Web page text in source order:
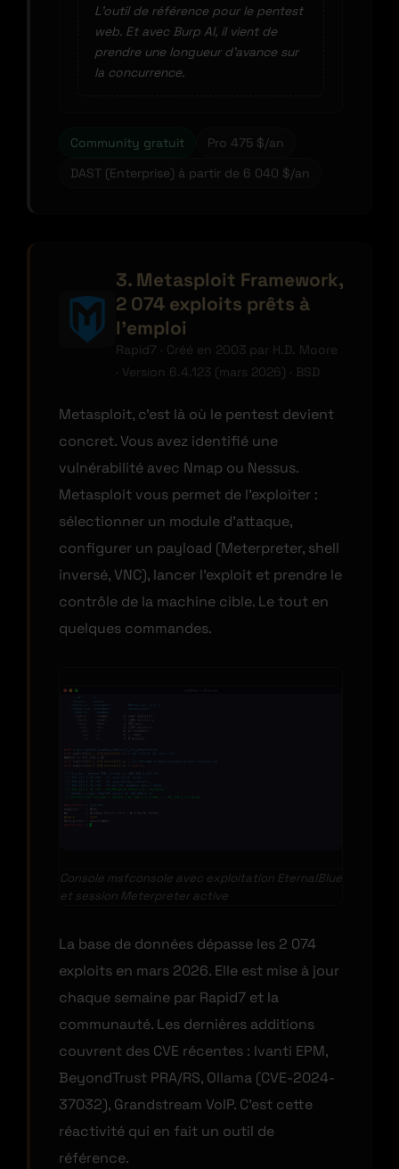
L’outil de référence pour le pentest
web. Et avec Burp AI, il vient de
prendre une longueur d’avance sur
la concurrence.
Community gratuit
Pro 475 $/an
DAST (Enterprise) à partir de 6 040 $/an
3. Metasploit Framework,
2 074 exploits prêts à
l’emploi
Rapid7 · Créé en 2003 par H.D. Moore
· Version 6.4.123 (mars 2026) · BSD
Metasploit, c’est là où le pentest devient
concret. Vous avez identifié une
vulnérabilité avec Nmap ou Nessus.
Metasploit vous permet de l’exploiter :
sélectionner un module d’attaque,
configurer un payload (Meterpreter, shell
inversé, VNC), lancer l’exploit et prendre le
contrôle de la machine cible. Le tout en
quelques commandes.
Console msfconsole avec exploitation EternalBlue
et session Meterpreter active
La base de données dépasse les 2 074
exploits en mars 2026. Elle est mise à jour
chaque semaine par Rapid7 et la
communauté. Les dernières additions
couvrent des CVE récentes : Ivanti EPM,
BeyondTrust PRA/RS, Ollama (CVE-2024-
37032), Grandstream VoIP. C’est cette
réactivité qui en fait un outil de
référence.